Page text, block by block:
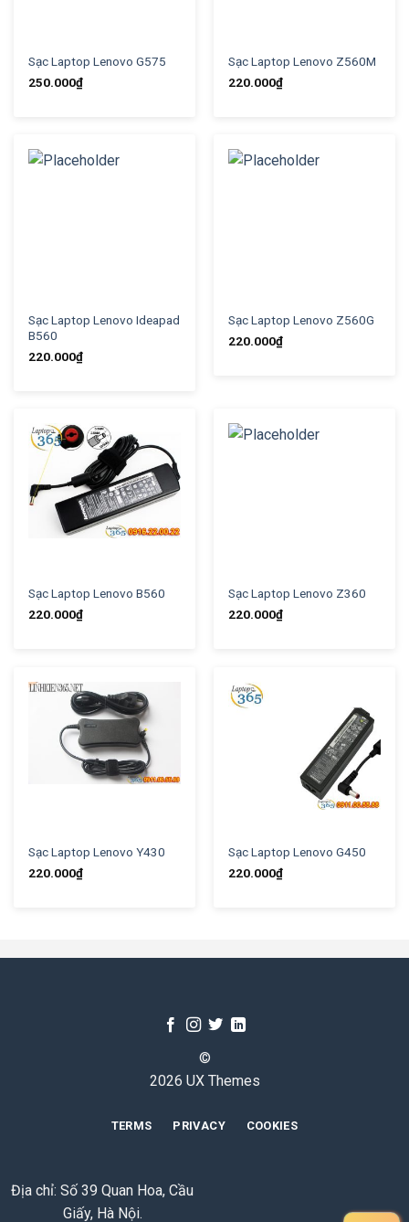
Sạc Laptop Lenovo G575
250.000₫
Sạc Laptop Lenovo Z560M
220.000₫
Sạc Laptop Lenovo Ideapad
B560
220.000₫
Sạc Laptop Lenovo Z560G
220.000₫
Sạc Laptop Lenovo B560
220.000₫
Sạc Laptop Lenovo Z360
220.000₫
Sạc Laptop Lenovo Y430
220.000₫
Sạc Laptop Lenovo G450
220.000₫
©
2026 UX Themes
TERMS PRIVACY COOKIES
Địa chỉ: Số 39 Quan Hoa, Cầu
Giấy, Hà Nội.